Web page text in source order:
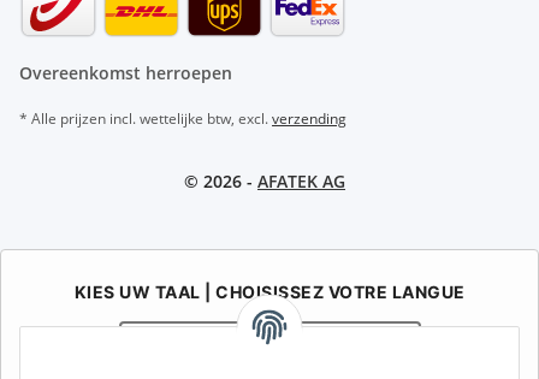
Overeenkomst herroepen
* Alle prijzen incl. wettelijke btw, excl.verzending
© 2026 - AFATEK AG
KIES UW TAAL | CHOISISSEZ VOTRE LANGUE